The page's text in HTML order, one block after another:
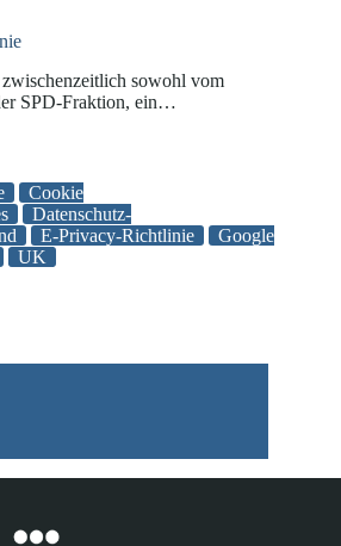
sowohl vom
SPD-Fraktion, ein…
Cookie
Datenschutz-
E-Privacy-Richtlinie
Google
UK